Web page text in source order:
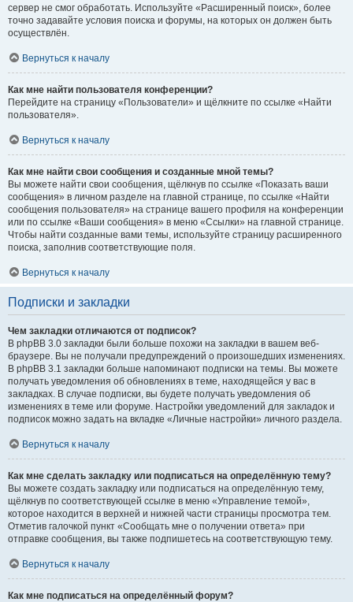
сервер не смог обработать. Используйте «Расширенный поиск», более
точно задавайте условия поиска и форумы, на которых он должен быть
осуществлён.
Вернуться к началу
Как мне найти пользователя конференции?
Перейдите на страницу «Пользователи» и щёлкните по ссылке «Найти
пользователя».
Вернуться к началу
Как мне найти свои сообщения и созданные мной темы?
Вы можете найти свои сообщения, щёлкнув по ссылке «Показать ваши
сообщения» в личном разделе на главной странице, по ссылке «Найти
сообщения пользователя» на странице вашего профиля на конференции
или по ссылке «Ваши сообщения» в меню «Ссылки» на главной странице.
Чтобы найти созданные вами темы, используйте страницу расширенного
поиска, заполнив соответствующие поля.
Вернуться к началу
Подписки и закладки
Чем закладки отличаются от подписок?
В phpBB 3.0 закладки были больше похожи на закладки в вашем веб-
браузере. Вы не получали предупреждений о произошедших изменениях.
В phpBB 3.1 закладки больше напоминают подписки на темы. Вы можете
получать уведомления об обновлениях в теме, находящейся у вас в
закладках. В случае подписки, вы будете получать уведомления об
изменениях в теме или форуме. Настройки уведомлений для закладок и
подписок можно задать на вкладке «Личные настройки» личного раздела.
Вернуться к началу
Как мне сделать закладку или подписаться на определённую тему?
Вы можете создать закладку или подписаться на определённую тему,
щёлкнув по соответствующей ссылке в меню «Управление темой»,
которое находится в верхней и нижней части страницы просмотра тем.
Отметив галочкой пункт «Сообщать мне о получении ответа» при
отправке сообщения, вы также подпишетесь на соответствующую тему.
Вернуться к началу
Как мне подписаться на определённый форум?